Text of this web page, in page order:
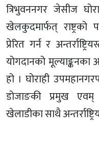
त्रिभुवननगर जेसीज
खेलकुदमार्फत् राष्ट्रको
प्रेरित गर्न र
योगदानको मूल्याङ्कनका
हो । घोराही
डोजाङकी प्रमुख एवम्
खेलाडीका साथै